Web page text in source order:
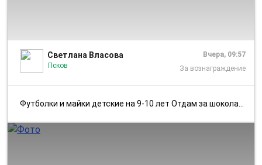
Светлана Власова
Псков
Вчера, 09:57
За вознаграждение
Футболки и майки детские на 9-10 лет Отдам за шоколадку. Район обл б...